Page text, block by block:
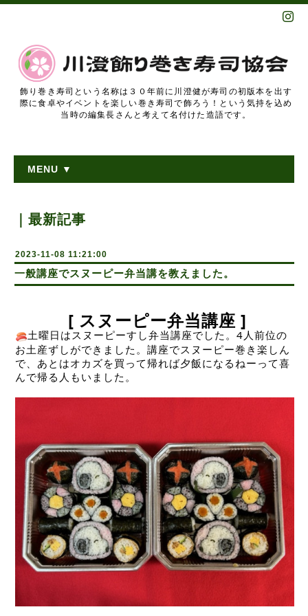
飾り巻き寿司という名称は３０年前に川澄健が寿司の初版本を出す
際に食卓やイベントを楽しい巻き寿司で飾ろう！という気持を込め
当時の編集長さんと考えて名付けた造語です。
MENU ▼
｜最新記事
2023-11-08 11:21:00
一般講座でスヌーピー弁当講を教えました。
[ スヌーピー弁当講座 ]
土曜日はスヌーピーすし弁当講座でした。4人前位の
お土産ずしができました。講座でスヌーピー巻き楽しん
で、あとはオカズを買って帰れば夕飯になるねーって喜
んで帰る人もいました。